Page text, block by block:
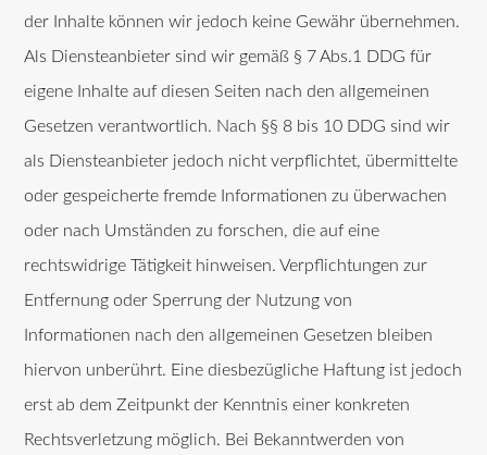
der Inhalte können wir jedoch keine Gewähr übernehmen.
Als Diensteanbieter sind wir gemäß § 7 Abs.1 DDG für
eigene Inhalte auf diesen Seiten nach den allgemeinen
Gesetzen verantwortlich. Nach §§ 8 bis 10 DDG sind wir
als Diensteanbieter jedoch nicht verpflichtet, übermittelte
oder gespeicherte fremde Informationen zu überwachen
oder nach Umständen zu forschen, die auf eine
rechtswidrige Tätigkeit hinweisen. Verpflichtungen zur
Entfernung oder Sperrung der Nutzung von
Informationen nach den allgemeinen Gesetzen bleiben
hiervon unberührt. Eine diesbezügliche Haftung ist jedoch
erst ab dem Zeitpunkt der Kenntnis einer konkreten
Rechtsverletzung möglich. Bei Bekanntwerden von